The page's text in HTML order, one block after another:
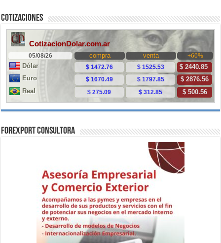
Cotizaciones
ForExport Consultora